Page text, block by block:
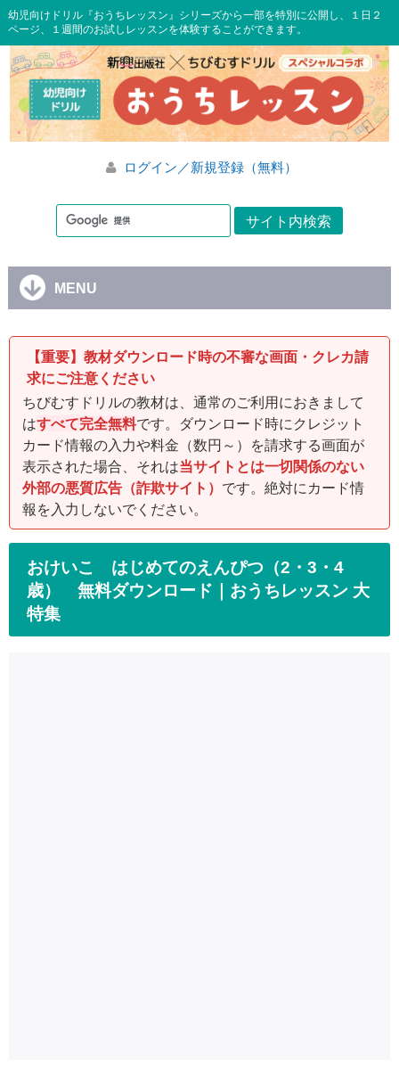
幼児向けドリル『おうちレッスン』シリーズから一部を特別に公開し、１日２
ページ、１週間のお試しレッスンを体験することができます。
ログイン／新規登録（無料）
MENU
【重要】教材ダウンロード時の不審な画面・クレカ請
求にご注意ください
ちびむすドリルの教材は、通常のご利用におきまして
はすべて完全無料です。ダウンロード時にクレジット
カード情報の入力や料金（数円～）を請求する画面が
表示された場合、それは当サイトとは一切関係のない
外部の悪質広告（詐欺サイト） です。絶対にカード情
報を入力しないでください。
おけいこ はじめてのえんぴつ（2・3・4
歳） 無料ダウンロード｜おうちレッスン 大
特集